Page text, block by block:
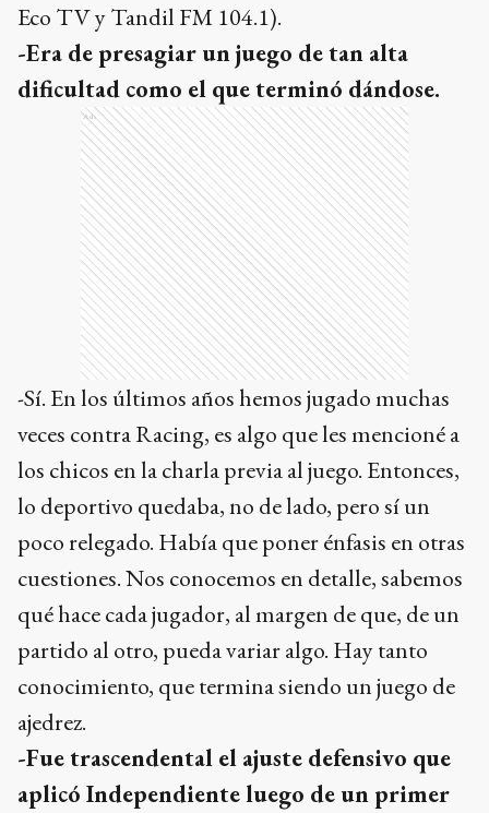
Eco TV y Tandil FM 104.1).
-Era de presagiar un juego de tan alta
dificultad como el que terminó dándose.
Ads
-Sí. En los últimos años hemos jugado muchas
veces contra Racing, es algo que les mencioné a
los chicos en la charla previa al juego. Entonces,
lo deportivo quedaba, no de lado, pero sí un
poco relegado. Había que poner énfasis en otras
cuestiones. Nos conocemos en detalle, sabemos
qué hace cada jugador, al margen de que, de un
partido al otro, pueda variar algo. Hay tanto
conocimiento, que termina siendo un juego de
ajedrez.
-Fue trascendental el ajuste defensivo que
aplicó Independiente luego de un primer